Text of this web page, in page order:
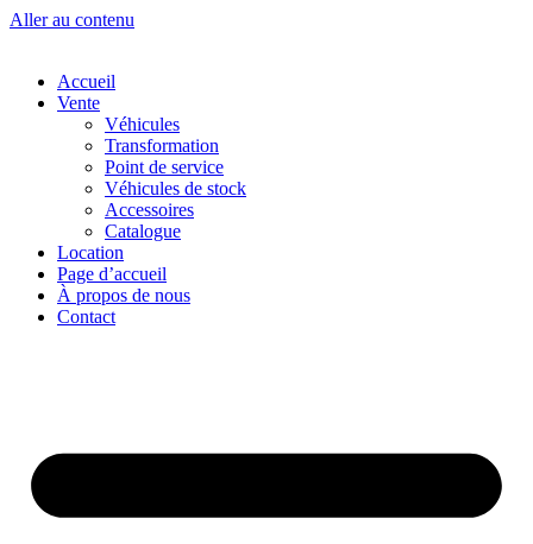
Aller au contenu
Accueil
Vente
Véhicules
Transformation
Point de service
Véhicules de stock
Accessoires
Catalogue
Location
Page d’accueil
À propos de nous
Contact